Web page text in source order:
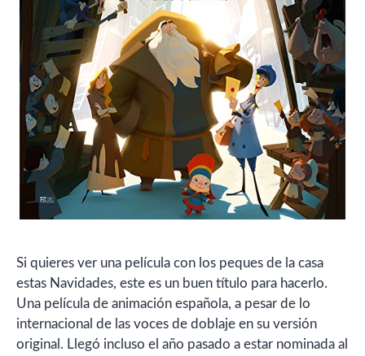
Si quieres ver una película con los peques de la casa
estas Navidades, este es un buen título para hacerlo.
Una película de animación española, a pesar de lo
internacional de las voces de doblaje en su versión
original. Llegó incluso el año pasado a estar nominada al